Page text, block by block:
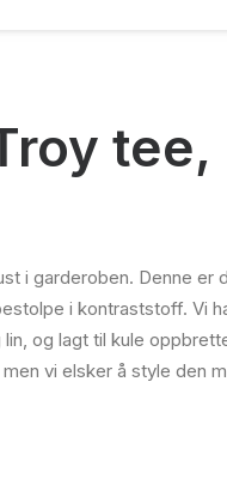
tee,
i garderoben. Denne er
i kontraststoff. Vi
og lagt til kule
vi elsker å style den